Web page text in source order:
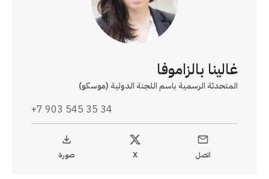
غالينا بالزاموفا
المتحدثة الرسمية باسم اللجنة الدولية (موسكو)
+7 903 545 35 34
اتصل X صورة